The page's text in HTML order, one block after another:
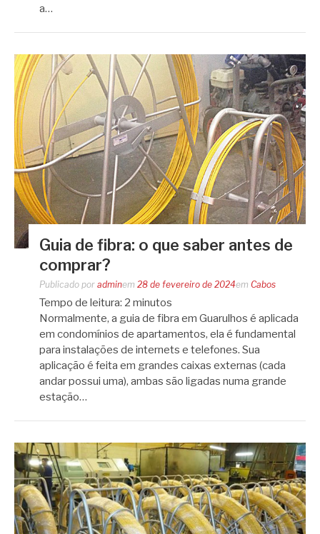
a…
Guia de fibra: o que saber antes de
comprar?
Publicado por adminem 28 de fevereiro de 2024em Cabos
Tempo de leitura: 2 minutos
Normalmente, a guia de fibra em Guarulhos é aplicada
em condomínios de apartamentos, ela é fundamental
para instalações de internets e telefones. Sua
aplicação é feita em grandes caixas externas (cada
andar possui uma), ambas são ligadas numa grande
estação…